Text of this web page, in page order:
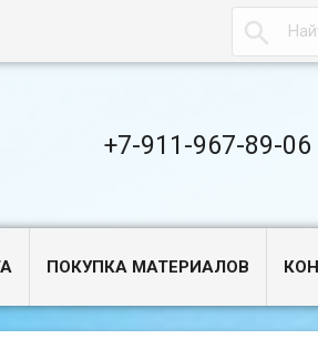

+7-911-967-89-06
ПОКУПКА МАТЕРИАЛОВ